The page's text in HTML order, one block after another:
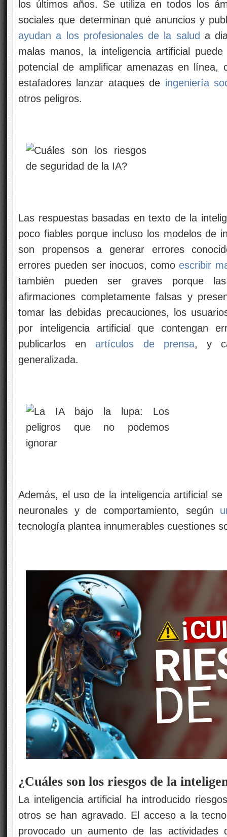
los últimos años. Se utiliza en todos los
sociales que determinan qué anuncios y
ayudan a los profesionales de la salud a
malas manos, la inteligencia artificial
potencial de amplificar amenazas en
estafadores lanzar ataques de ingeniería
otros peligros.
Las respuestas basadas en texto de la
poco fiables porque incluso los modelos de
son propensos a generar errores
errores pueden ser inocuos, comoescribir
también pueden ser graves porque
afirmaciones completamente falsas y
tomar las debidas precauciones, los
por inteligencia artificial que contengan
publicarlos en artículos de prensa, y
generalizada.
Además, el uso de la inteligencia artificial
neuronales y de comportamiento, según
tecnología plantea innumerables cuestiones
¿Cuáles son los riesgos de la
La inteligencia artificial ha introducido
otros se han agravado. El acceso a la
provocado un aumento de las